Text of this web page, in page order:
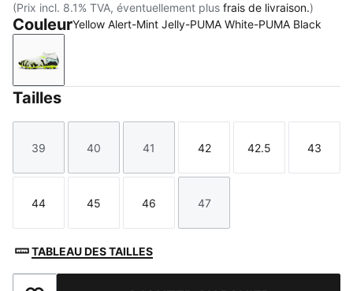
(Prix incl. 8.1% TVA, éventuellement plus frais de livraison.)
CouleurYellow Alert-Mint Jelly-PUMA White-PUMA Black
Yellow Alert-Mint Jelly-PUMA White-PUMA Black
Tailles
Taille
39
Taille
40
Taille
41
Taille
42
Taille
42.5
Taille
43
Taille
44
Taille
45
Taille
46
Taille
47
TABLEAU DES TAILLES